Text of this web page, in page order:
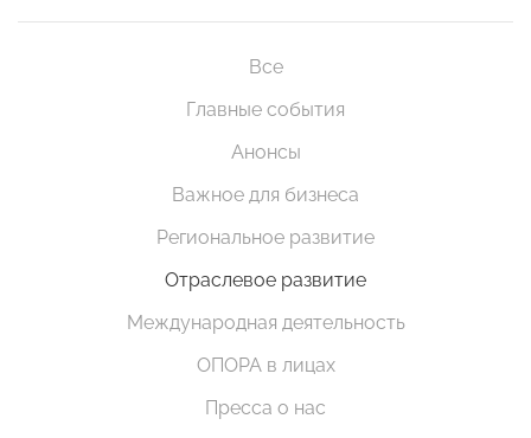
Все
Главные события
Анонсы
Важное для бизнеса
Региональное развитие
Отраслевое развитие
Международная деятельность
ОПОРА в лицах
Пресса о нас